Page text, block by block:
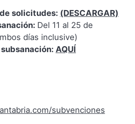
solicitudes: (DESCARGAR)
Del 11 al 25 de
días inclusive)
AQUÍ
subvenciones